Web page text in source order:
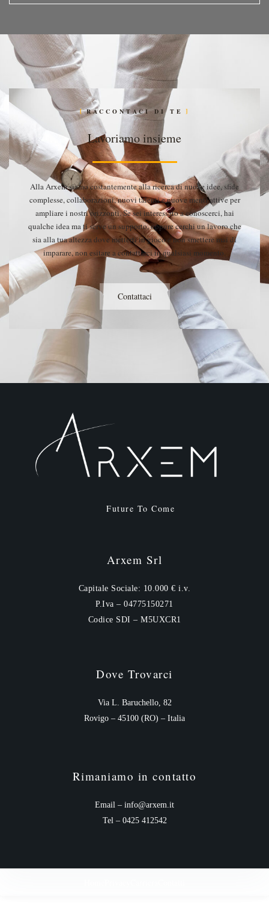
RACCONTACI DI TE
Lavoriamo insieme
Alla Arxem siamo costantemente alla ricerca di nuove idee, sfide
complesse, collaborazioni, nuovi talenti e nuove menti attive per
ampliare i nostri orizzonti. Se sei interessato a conoscerci, hai
qualche idea ma ti serve un supporto, oppure cerchi un lavoro che
sia alla tua altezza dove metterti in gioco e non smettere mai di
imparare, non esitare a contattarci in qualsiasi momento.
Contattaci
Future To Come
Arxem Srl
Capitale Sociale: 10.000 € i.v.
P.Iva – 04775150271
Codice SDI – M5UXCR1
Dove Trovarci
Via L. Baruchello, 82
Rovigo – 45100 (RO) – Italia
Rimaniamo in contatto
Email – info@arxem.it
Tel – 0425 412542